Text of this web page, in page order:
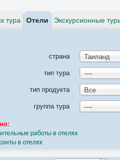
тура Отели Экскурсионные
страна Таиланд
тип тура ----
тип продукта Все
группа тура ----
работы в отелях
в отелях